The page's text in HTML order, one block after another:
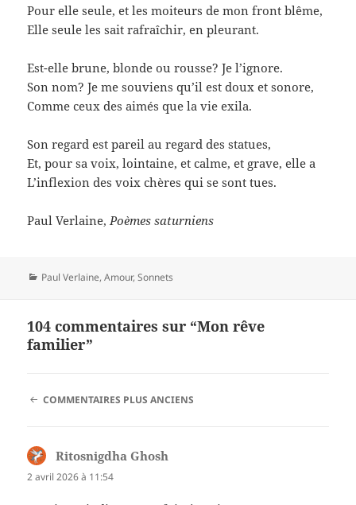
Pour elle seule, et les moiteurs de mon front blême,
Elle seule les sait rafraîchir, en pleurant.
Est-elle brune, blonde ou rousse? Je l’ignore.
Son nom? Je me souviens qu’il est doux et sonore,
Comme ceux des aimés que la vie exila.
Son regard est pareil au regard des statues,
Et, pour sa voix, lointaine, et calme, et grave, elle a
L’inflexion des voix chères qui se sont tues.
Paul Verlaine, Poèmes saturniens
Catégories
Paul Verlaine,Amour,Sonnets
104 commentaires sur “Mon rêve
familier”
NAVIGATION
COMMENTAIRES PLUS ANCIENS
Ritosnigdha Ghosh
2 avril 2026 à 11:54